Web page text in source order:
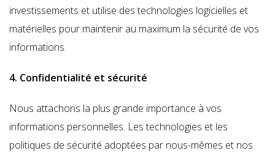
investissements et utilise des technologies logicielles et
matérielles pour maintenir au maximum la sécurité de vos
informations.
4. Confidentialité et sécurité
Nous attachons la plus grande importance à vos
informations personnelles. Les technologies et les
politiques de sécurité adoptées par nous-mêmes et nos